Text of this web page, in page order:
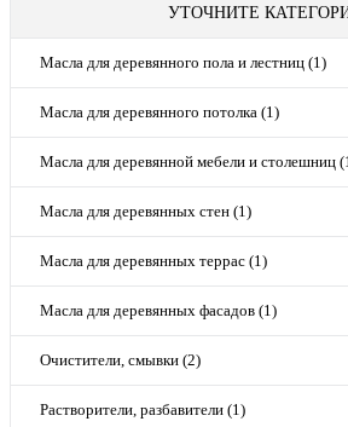
УТОЧНИТЕ
Масла для деревянного пола и лестниц (1)
Масла для деревянного потолка (1)
Масла для деревянной мебели и столешниц
Масла для деревянных стен (1)
Масла для деревянных террас (1)
Масла для деревянных фасадов (1)
Очистители, смывки (2)
Растворители, разбавители (1)